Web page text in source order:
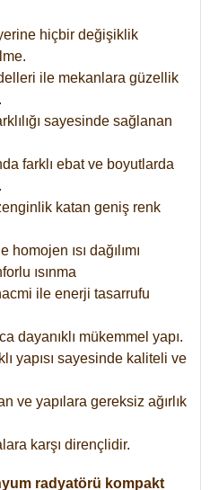
hiçbir değişiklik
ile mekanlara güzellik
sayesinde sağlanan
farklı ebat ve boyutlarda
katan geniş renk
ısı dağılımı
ısınma
ile enerji tasarrufu
dayanıklı mükemmel yapı.
yapısı sayesinde kaliteli ve
ve yapılara gereksiz ağırlık
karşı dirençlidir.
radyatörü kompakt